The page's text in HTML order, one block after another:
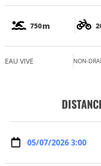
750m
EAU VIVE NON-
05/07/2026 3:00